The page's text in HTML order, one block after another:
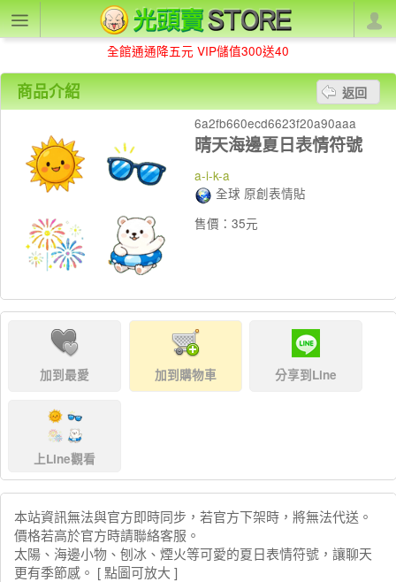
全館通通降五元 VIP儲值300送40
商品介紹
返回
6a2fb660ecd6623f20a90aaa
晴天海邊夏日表情符號
a-i-k-a
全球 原創表情貼
售價：35元
加到最愛 加到購物車 分享到Line
上Line觀看
本站資訊無法與官方即時同步，若官方下架時，將無法代送。
價格若高於官方時請聯絡客服。
太陽、海邊小物、刨冰、煙火等可愛的夏日表情符號，讓聊天
更有季節感。 [ 點圖可放大 ]